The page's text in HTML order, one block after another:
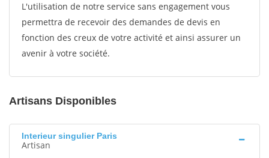
L'utilisation de notre service sans engagement vous
permettra de recevoir des demandes de devis en
fonction des creux de votre activité et ainsi assurer un
avenir à votre société.
Artisans Disponibles
Interieur singulier Paris
Artisan